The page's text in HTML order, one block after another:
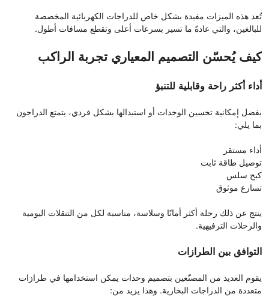
تُعد هذه الميزات مفيدة بشكل خاص للدراجات الكهربائية المخصصة
للبالغين، والتي عادةً ما تسير بسرعات أعلى وتقطع مسافات أطول.
كيف يُحسّن التصميم المعياري تجربة الراكب
أداء أكثر راحة وقابلية للتنبؤ
بفضل إمكانية تحسين الوحدات أو استبدالها بشكل فردي، يتمتع الدراجون
بما يلي:
أداء مستقر
توصيل طاقة ثابت
كبح سلس
تسارع موثوق
ينتج عن ذلك رحلة أكثر أمانًا وسلاسة، مناسبة لكل من التنقلات اليومية
والرحلات الترفيهية.
التوافق بين الطرازات
يقوم العديد من المصنّعين بتصميم وحدات يمكن استخدامها في طرازات
متعددة من الدراجات البخارية. وهذا يزيد من: